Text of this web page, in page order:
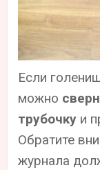
Если
можно
трубочку и
Обратите
журнала